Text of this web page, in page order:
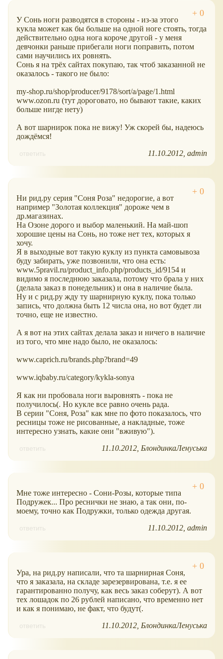
У Сонь ноги разводятся в стороны - из-за этого
кукла может как бы больше на одной ноге стоять, тогда
действительно одна нога короче другой - у меня
девчонки раньше прибегали ноги поправить, потом
сами научились их ровнять.
Сонь я на трёх сайтах покупаю, так чтоб заказанной не
оказалось - такого не было:
my-shop.ru/shop/producer/9178/sort/a/page/1.html
www.ozon.ru (тут дороговато, но бывают такие, каких
больше нигде нету)
А вот шарнирок пока не вижу! Уж скорей бы, надеюсь
дождёмся!
ответить 11.10.2012 admin
Ни рид.ру серия "Соня Роза" недорогие, а вот
например "Золотая коллекция" дороже чем в
др.магазинах.
На Озоне дорого и выбор маленький. На май-шоп
хорошие цены на Сонь, но тоже нет тех, которых я
хочу.
Я в выходные вот такую куклу из пункта самовывоза
буду забирать, уже позвонили, что она есть:
www.5pravil.ru/product_info.php/products_id/9154 и
видимо я последнюю заказала, потому что брала у них
(делала заказ в понедельник) и она в наличие была.
Ну и с рид.ру жду ту шарнирную куклу, пока только
запись, что должна быть 12 числа она, но вот будет ли
точно, еще не известно.
А я вот на этих сайтах делала заказ и ничего в наличие
из того, что мне надо было, не оказалось:
www.caprich.ru/brands.php?brand=49
www.iqbaby.ru/category/kykla-sonya
Я как ни пробовала ноги выровнять - пока не
получилось(. Но кукле все равно очень рада.
В серии "Соня, Роза" как мне по фото показалось, что
ресницы тоже не рисованные, а накладные, тоже
интересно узнать, какие они "вживую").
ответить 11.10.2012 БлондинкаЛенуська
Мне тоже интересно - Сони-Розы, которые типа
Подружек... Про реснички не знаю, а так они, по-
моему, точно как Подружки, только одежда другая.
ответить 11.10.2012 admin
Ура, на рид.ру написали, что та шарнирная Соня,
что я заказала, на складе зарезервирована, т.е. я ее
гарантированно получу, как весь заказ соберут). А вот
тех лошадок по 26 рублей написано, что временно нет
и как я понимаю, не факт, что будут(.
ответить 11.10.2012 БлондинкаЛенуська